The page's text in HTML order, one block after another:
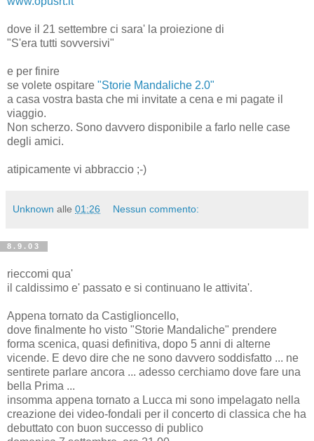
dove il 21 settembre ci sara' la proiezione di
"S'era tutti sovversivi"
e per finire
se volete ospitare "Storie Mandaliche 2.0"
a casa vostra basta che mi invitate a cena e mi pagate il
viaggio.
Non scherzo. Sono davvero disponibile a farlo nelle case
degli amici.
atipicamente vi abbraccio ;-)
Unknown alle 01:26 Nessun commento:
8.9.03
rieccomi qua'
il caldissimo e' passato e si continuano le attivita'.
Appena tornato da Castiglioncello,
dove finalmente ho visto "Storie Mandaliche" prendere
forma scenica, quasi definitiva, dopo 5 anni di alterne
vicende. E devo dire che ne sono davvero soddisfatto ... ne
sentirete parlare ancora ... adesso cerchiamo dove fare una
bella Prima ...
insomma appena tornato a Lucca mi sono impelagato nella
creazione dei video-fondali per il concerto di classica che ha
debuttato con buon successo di publico